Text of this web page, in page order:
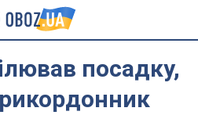
посадку,